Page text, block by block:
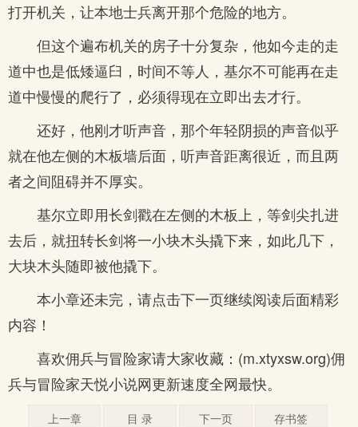
打开机关，让本地士兵离开那个危险的地方。
但这个遍布机关的房子十分复杂，他如今走的走
道中也是低矮逼臼，时间不等人，基尔不可能再在走
道中慢慢的爬行了，必须得现在立即出去才行。
还好，他刚才听声音，那个年轻阴损的声音似乎
就在他左侧的木板墙后面，听声音距离很近，而且两
者之间阻碍并不厚实。
基尔立即用长剑戳在左侧的木板上，等剑尖扎进
去后，就扭转长剑将一小块木头撬下来，如此几下，
大块木头随即被他撬下。
本小章还未完，请点击下一页继续阅读后面精彩
内容！
喜欢佣兵与冒险家请大家收藏：(m.xtyxsw.org)佣
兵与冒险家天悦小说网更新速度全网最快。
上一章 目 录 下一页 存书签